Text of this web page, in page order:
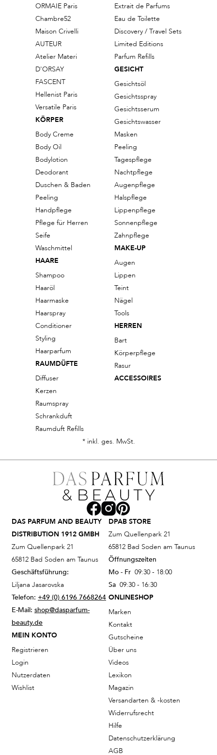
ORMAIE Paris
Chambre52
Maison Crivelli
AUTEUR
Atelier Materi
D'ORSAY
FASCENT
Hellenist Paris
Versatile Paris
KÖRPER
Body Creme
Body Oil
Bodylotion
Deodorant
Duschen & Baden
Peeling
Handpflege
Pflege für Herren
Seife
Waschmittel
HAARE
Shampoo
Haaröl
Haarmaske
Haarspray
Conditioner
Styling
Haarparfum
RAUMDÜFTE
Diffuser
Kerzen
Raumspray
Schrankduft
Raumduft Refills
Extrait de Parfums
Eau de Toilette
Discovery / Travel Sets
Limited Editions
Parfum Refills
GESICHT
Gesichtsöl
Gesichtsspray
Gesichtsserum
Gesichtswasser
Masken
Peeling
Tagespflege
Nachtpflege
Augenpflege
Halspflege
Lippenpflege
Sonnenpflege
Zahnpflege
MAKE-UP
Augen
Lippen
Teint
Nägel
Tools
HERREN
Bart
Körperpflege
Rasur
ACCESSOIRES
* inkl. ges. MwSt.
DAS PARFUM AND BEAUTY
DISTRIBUTION 1912 GMBH
Zum Quellenpark 21
65812 Bad Soden am Taunus
Geschäftsführung:
Liljana Jasarovska
Telefon: +49 (0) 6196 7668264
E-Mail: shop@dasparfum-
beauty.de
MEIN KONTO
Registrieren
Login
Nutzerdaten
Wishlist
DPAB STORE
Zum Quellenpark 21
65812 Bad Soden am Taunus
Öffnungszeiten
Mo - Fr 09:30 - 18:00
Sa 09:30 - 16:30
ONLINESHOP
Marken
Kontakt
Gutscheine
Über uns
Videos
Lexikon
Magazin
Versandarten & -kosten
Widerrufsrecht
Hilfe
Datenschutzerklärung
AGB